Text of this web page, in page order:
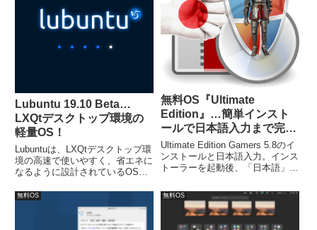
Lubuntu 19.10 Beta…
LXQtデスクトップ環境の
軽量OS！
Lubuntuは、LXQtデスクトップ環
境の高速で使いやすく、省エネに
なるように設計されているOS。
desktop-amd64.iso」のイメージ
を利用してインストール。なお、
日本語入力設定は別途行います。
無料OS『Ultimate
Edition』…簡単インスト
ールで日本語入力まで完
了！
Ultimate Edition Gamers 5.8のイ
ンストールと日本語入力。インス
トーラーを起動後、「日本語」に
力以外は、そのまま「続ける」な
どをクリックするだけで、簡単に
完了します。日本語入力は、特に
設定は不要です。
無料OS 無料OS